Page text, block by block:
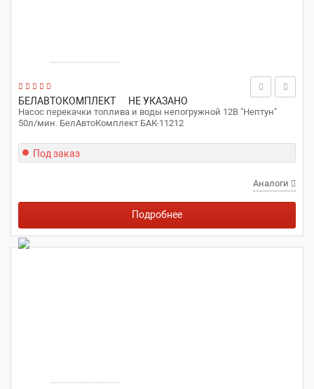
БЕЛАВТОКОМПЛЕКТ НЕ УКАЗАНО
Насос перекачки топлива и воды непогружной 12В "Нептун"
50л/мин. БелАвтоКомплект БАК-11212
Под заказ
Аналоги
Подробнее